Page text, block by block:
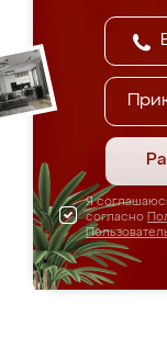
Я
согласно